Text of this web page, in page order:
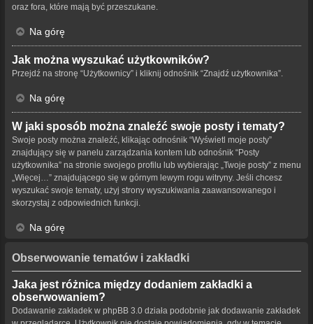
oraz fora, które mają być przeszukane.
Na górę
Jak można wyszukać użytkowników?
Przejdź na stronę “Użytkownicy” i kliknij odnośnik “Znajdź użytkownika”.
Na górę
W jaki sposób można znaleźć swoje posty i tematy?
Swoje posty można znaleźć, klikając odnośnik “Wyświetl moje posty”
znajdujący się w panelu zarządzania kontem lub odnośnik “Posty
użytkownika” na stronie swojego profilu lub wybierając „Twoje posty” z menu
„Więcej…” znajdującego się w górnym lewym rogu witryny. Jeśli chcesz
wyszukać swoje tematy, użyj strony wyszukiwania zaawansowanego i
skorzystaj z odpowiednich funkcji.
Na górę
Obserwowanie tematów i zakładki
Jaka jest różnica między dodaniem zakładki a
obserwowaniem?
Dodawanie zakładek w phpBB 3.0 działa podobnie jak dodawanie zakładek